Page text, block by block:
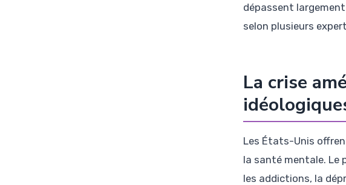
dépassent
selon plusieurs
La crise
Les États-Unis
la santé mentale. Le
les addictions, la